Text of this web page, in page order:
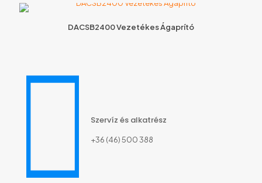
DACSB2400 Vezetékes Ágaprító
Szervíz és alkatrész
+36 (46) 500 388